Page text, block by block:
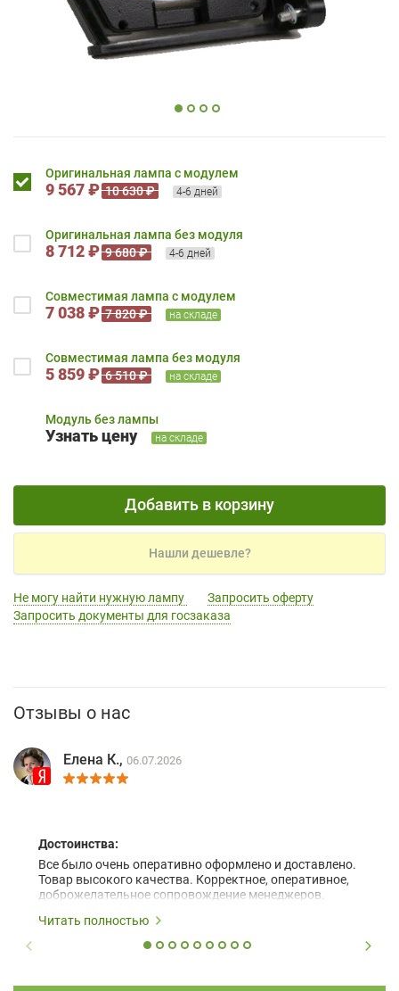
Оригинальная лампа с модулем
9 567 ₽ 10 630 ₽ 4-6 дней
Оригинальная лампа без модуля
8 712 ₽ 9 680 ₽ 4-6 дней
Совместимая лампа с модулем
7 038 ₽ 7 820 ₽ на складе
Совместимая лампа без модуля
5 859 ₽ 6 510 ₽ на складе
Модуль без лампы
Узнать цену на складе
Добавить в корзину
Нашли дешевле?
Не могу найти нужную лампу
Запросить оферту
Запросить документы для госзаказа
Отзывы о нас
Елена К., 06.07.2026
Достоинства:
Все было очень оперативно оформлено и доставлено.
Товар высокого качества. Корректное, оперативное,
доброжелательное сопровождение менеджеров.
Читать полностью